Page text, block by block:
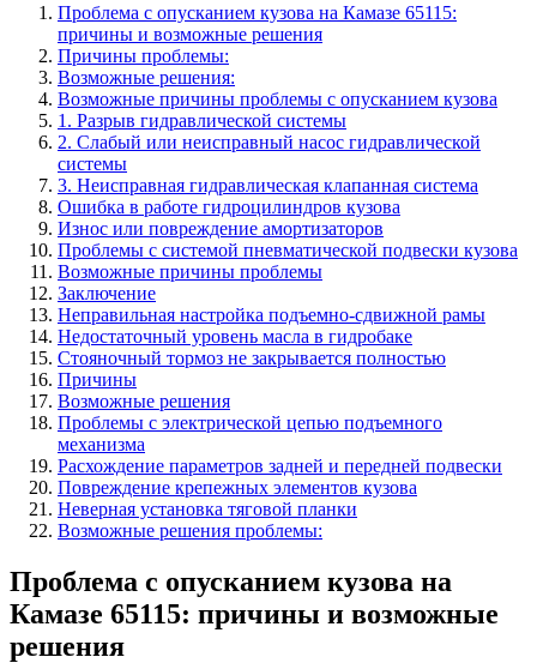
Проблема с опусканием кузова на Камазе 65115:
причины и возможные решения
Причины проблемы:
Возможные решения:
Возможные причины проблемы с опусканием кузова
1. Разрыв гидравлической системы
2. Слабый или неисправный насос гидравлической
системы
3. Неисправная гидравлическая клапанная система
Ошибка в работе гидроцилиндров кузова
Износ или повреждение амортизаторов
Проблемы с системой пневматической подвески кузова
Возможные причины проблемы
Заключение
Неправильная настройка подъемно-сдвижной рамы
Недостаточный уровень масла в гидробаке
Стояночный тормоз не закрывается полностью
Причины
Возможные решения
Проблемы с электрической цепью подъемного
механизма
Расхождение параметров задней и передней подвески
Повреждение крепежных элементов кузова
Неверная установка тяговой планки
Возможные решения проблемы:
Проблема с опусканием кузова на
Камазе 65115: причины и возможные
решения